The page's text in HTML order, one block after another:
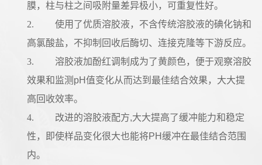
膜，柱与柱之间吸附量差异极小，可重复性好。
2.
使用了优质溶胶液，不含传统溶胶液的碘化钠和
高氯酸盐，不抑制回收后酶切、连接克隆等下游反应。
3.
溶胶液加酚红调制成为了黄颜色，便于观察溶胶
效果和监测pH值变化从而达到最佳结合效果，大大提
高回收效率。
4.
改进的溶胶液配方,大大提高了缓冲能力和稳定
性，即使样品变化很大也能将PH缓冲在最佳结合范围
内。